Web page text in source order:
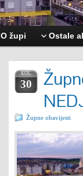
O župi Ostale
KOL.
30
Župne obavijesti